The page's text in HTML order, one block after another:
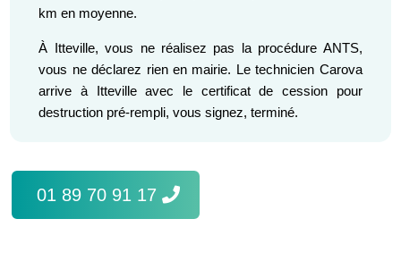
km en moyenne.
À Itteville, vous ne réalisez pas la procédure ANTS,
vous ne déclarez rien en mairie. Le technicien Carova
arrive à Itteville avec le certificat de cession pour
destruction pré-rempli, vous signez, terminé.
01 89 70 91 17